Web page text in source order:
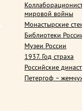
мировой войны
Монастырские
Библиотеки
Музеи России
1937. Год страха
Российские
Петергоф –